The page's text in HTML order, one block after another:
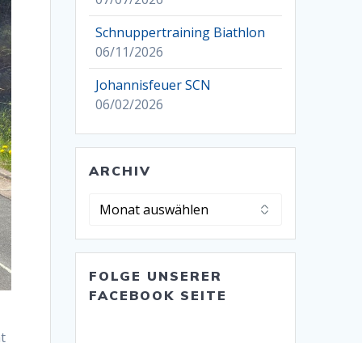
Schnuppertraining Biathlon
06/11/2026
Johannisfeuer SCN
06/02/2026
ARCHIV
Archiv
FOLGE UNSERER
FACEBOOK SEITE